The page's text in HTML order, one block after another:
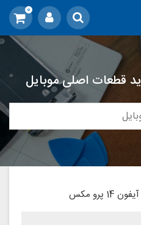
0
قطعات اصلی موبایل
پرو مکس